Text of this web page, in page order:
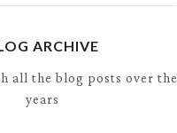
ARCHIVE
all the blog posts over the
years